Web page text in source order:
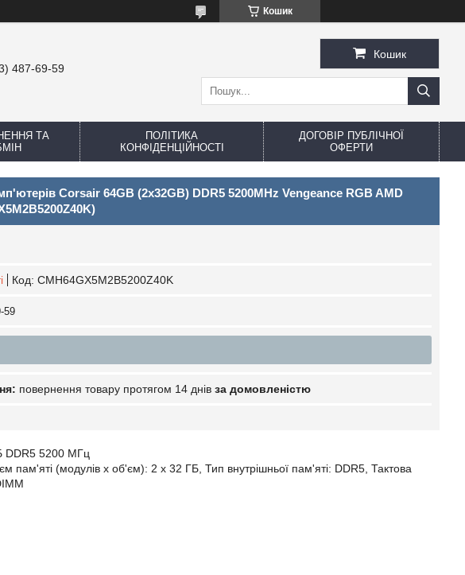
Кошик
487-69-59
Кошик
ТА
ПОЛІТИКА
КОНФІДЕНЦІЙНОСТІ
ДОГОВІР ПУБЛІЧНОЇ
ОФЕРТИ
Corsair 64GB (2x32GB) DDR5 5200MHz Vengeance RGB AMD
Код: CMH64GX5M2B5200Z40K
59
повернення товару протягом 14 днів за домовленістю
DDR5 5200 МГц
(модулів x об'єм): 2 x 32 ГБ, Тип внутрішньої пам'яті: DDR5, Тактова